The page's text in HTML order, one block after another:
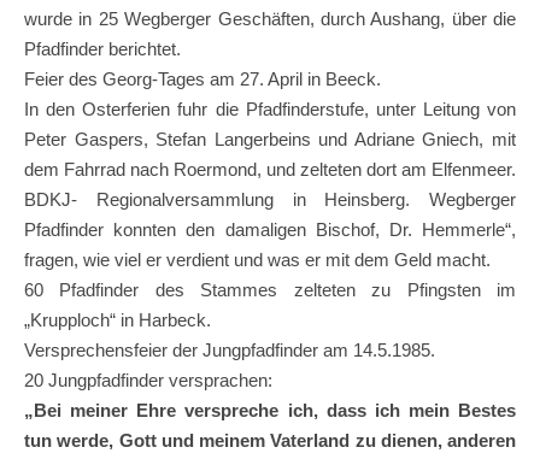
wurde in 25 Wegberger Geschäften, durch Aushang, über die
Pfadfinder berichtet.
Feier des Georg-Tages am 27. April in Beeck.
In den Osterferien fuhr die Pfadfinderstufe, unter Leitung von
Peter Gaspers, Stefan Langerbeins und Adriane Gniech, mit
dem Fahrrad nach Roermond, und zelteten dort am Elfenmeer.
BDKJ- Regionalversammlung in Heinsberg. Wegberger
Pfadfinder konnten den damaligen Bischof, Dr. Hemmerle“,
fragen, wie viel er verdient und was er mit dem Geld macht.
60 Pfadfinder des Stammes zelteten zu Pfingsten im
„Krupploch“ in Harbeck.
Versprechensfeier der Jungpfadfinder am 14.5.1985.
20 Jungpfadfinder versprachen:
„Bei meiner Ehre verspreche ich, dass ich mein Bestes
tun werde, Gott und meinem Vaterland zu dienen, anderen